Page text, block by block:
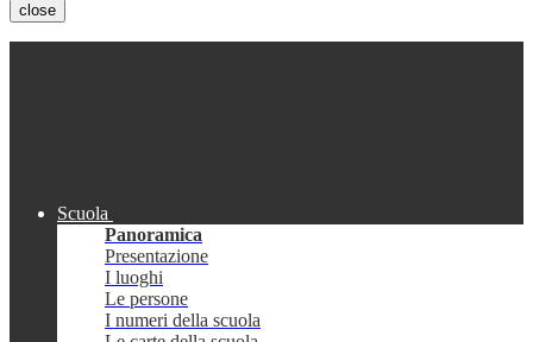
close
Scuola
Panoramica
Presentazione
I luoghi
Le persone
I numeri della scuola